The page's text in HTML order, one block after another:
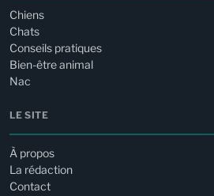
Chiens
Chats
Conseils pratiques
Bien-être animal
Nac
LE SITE
À propos
La rédaction
Contact